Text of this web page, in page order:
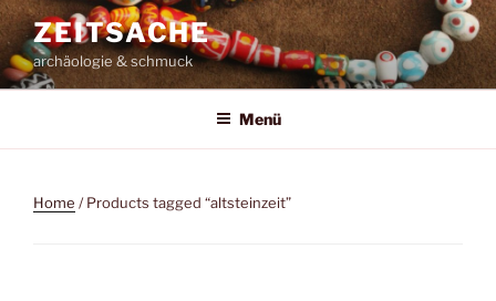
Zum
Inhalt
springen
ZEITSACHE
archäologie & schmuck
Menü
Home / Products tagged “altsteinzeit”